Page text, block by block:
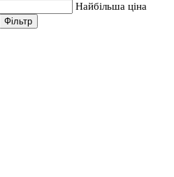
Найбільша ціна
Фільтр